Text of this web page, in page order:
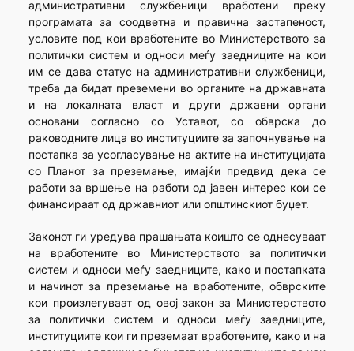
административни службеници вработени преку
програмата за соодветна и правична застапеност,
условите под кои вработените во Министерството за
политички систем и односи меѓу заедниците на кои
им се дава статус на административни службеници,
треба да бидат преземени во органите на државната
и на локалната власт и други државни органи
основани согласно со Уставот, со обврска до
раководните лица во институциите за започнување на
постапка за усогласување на актите на институцијата
со Планот за преземање, имајќи предвид дека се
работи за вршење на работи од јавен интерес кои се
финансираат од државниот или општинскиот буџет.
Законот ги уредува прашањата коишто се однесуваат
на вработените во Министерството за политички
систем и односи меѓу заедниците, како и постапката
и начинот за преземање на вработените, обврските
кои произлегуваат од овој закон за Министерството
за политички систем и односи меѓу заедниците,
институциите кои ги преземаат вработените, како и на